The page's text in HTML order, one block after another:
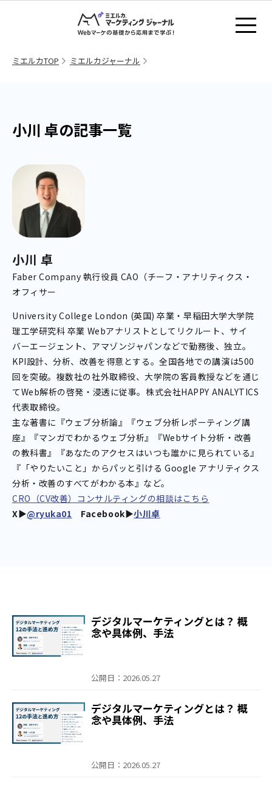
ミエルカTOP ミエルカジャーナル
小川 卓の記事一覧
小川 卓
Faber Company 執行役員 CAO（チーフ・アナリティクス・
オフィサー
University College London (英国) 卒業・早稲田大学大学院
理工学研究科 卒業 Webアナリストとしてリクルート、サイ
バーエージェント、アマゾンジャパンなどで勤務後、独立。
KPI設計、分析、改善を得意とする。全国各地での講演は500
回を突破。複数社の社外取締役、大学院の客員教授などを通じ
てWeb解析の啓発・浸透に従事。株式会社HAPPY ANALYTICS
代表取締役。
主な著書に『ウェブ分析論』『ウェブ分析レポーティング講
座』『マンガでわかるウェブ分析』『Webサイト分析・改善
の教科書』『あなたのアクセスはいつも誰かに見られている』
『「やりたいこと」からパッと引ける Google アナリティクス
分析・改善のすべてがわかる本』など。
CRO（CV改善）コンサルティングの相談はこちら
X▶︎@ryuka01 Facebook▶︎小川卓
デジタルマーケティングとは？ 概
念や具体例、手法
公開日：2026.05.27
デジタルマーケティングとは？ 概
念や具体例、手法
公開日：2026.05.27